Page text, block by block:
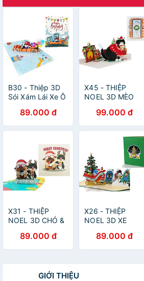
B30 - Thiệp 3D
Sói Xám Lái Xe Ô
Pop Up Birthday
Car – Viethands
Giftshop
89.000 đ
X45 - THIỆP
NOEL 3D MÈO
99.000 đ
X31 - THIỆP
NOEL 3D CHÓ &
THƯƠNG –
MERRY
89.000 đ
X26 - THIỆP
NOEL 3D XE
THÔNG – LÀNG
TUYẾT DỄ
89.000 đ
GIỚI THIỆU